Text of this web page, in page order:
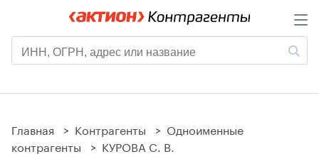
Главная > Контрагенты > Одноименные
контрагенты > КУРОВА С. В.